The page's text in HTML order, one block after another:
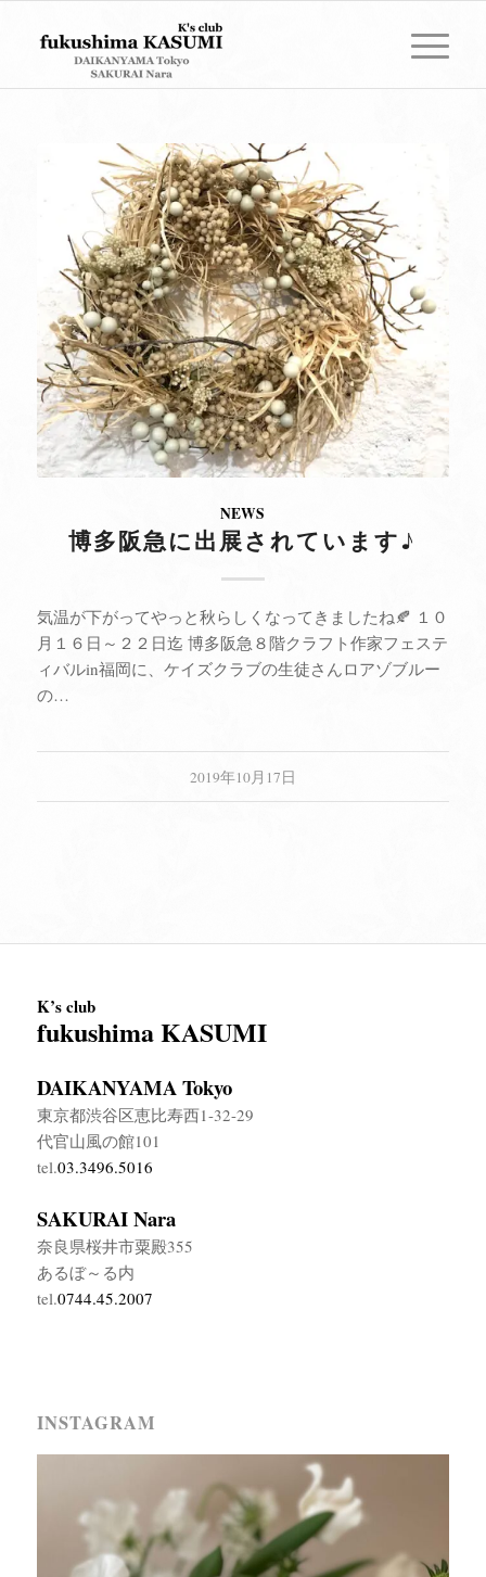
NEWS
博多阪急に出展されています♪
気温が下がってやっと秋らしくなってきましたね🍂 １０
月１６日～２２日迄 博多阪急８階クラフト作家フェステ
ィバルin福岡に、ケイズクラブの生徒さんロアゾブルー
の…
2019年10月17日
K’s club
fukushima KASUMI
DAIKANYAMA Tokyo
東京都渋谷区恵比寿西1-32-29
代官山風の館101
tel.03.3496.5016
SAKURAI Nara
奈良県桜井市粟殿355
あるぼ～る内
tel.0744.45.2007
INSTAGRAM